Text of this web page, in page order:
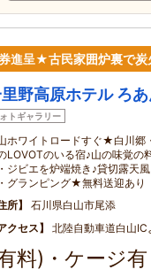
進呈★古民家囲炉裏で炭
野高原ホテル ろ
トギャラリー
ホワイトロードすぐ★白川郷
LOVOTのいる宿♪山の味覚の
ジビエを炉端焼き♪貸切露天
グランピング★無料送迎あり
所
石川県白山市尾添
クセス
北陸自動車道白山
料)・ケージ